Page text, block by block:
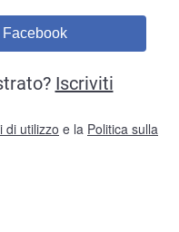
Iscriviti
di utilizzo e la Politica sulla